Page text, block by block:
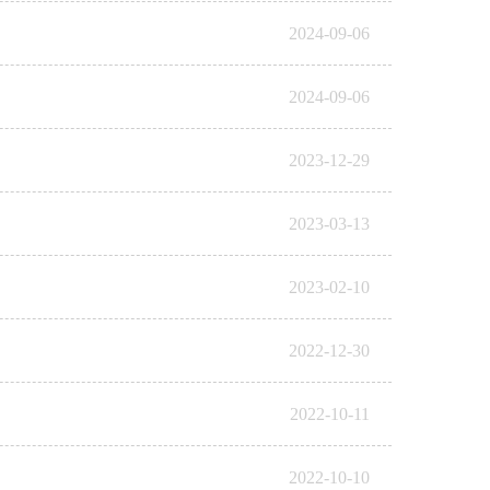
2024-09-06
2024-09-06
2023-12-29
2023-03-13
2023-02-10
2022-12-30
2022-10-11
2022-10-10